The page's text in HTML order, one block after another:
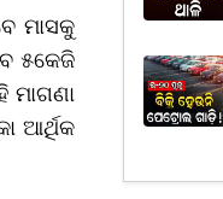
ମାସକୁ
୫କେଜି
ମାଗଣା
ଆର୍ଥିକ